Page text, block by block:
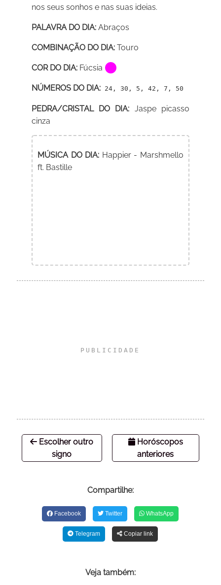
nos seus sonhos e nas suas ideias.
PALAVRA DO DIA: Abraços
COMBINAÇÃO DO DIA: Touro
COR DO DIA: Fúcsia
NÚMEROS DO DIA: 24, 30, 5, 42, 7, 50
PEDRA/CRISTAL DO DIA: Jaspe picasso
cinza
MÚSICA DO DIA: Happier - Marshmello
ft. Bastille
Escolher outro
signo
Horóscopos
anteriores
Compartilhe:
Facebook Twitter WhatsApp
Telegram Copiar link
Veja também: